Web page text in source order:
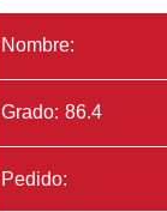
Nombre:
Grado: 86.4
Pedido: